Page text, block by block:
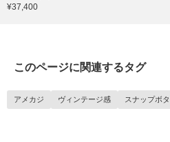
¥37,400
このページに関連するタグ
アメカジ ヴィンテージ感 スナップボ